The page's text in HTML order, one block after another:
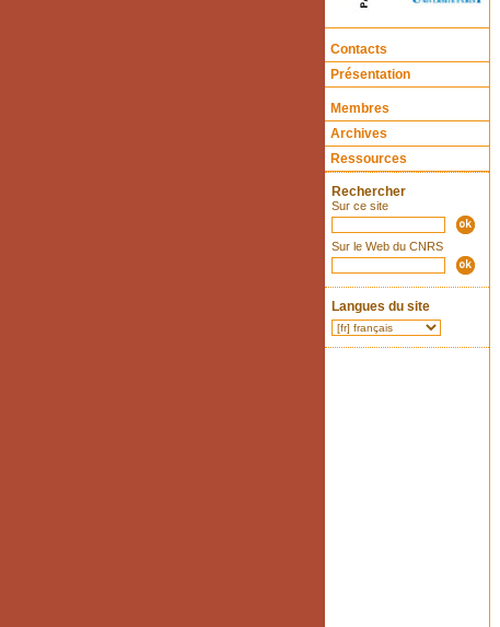
Contacts
Présentation
Membres
Archives
Ressources
Rechercher
Sur ce site
Sur le Web du CNRS
Langues du site